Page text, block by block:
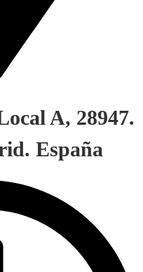
A, 28947.
España